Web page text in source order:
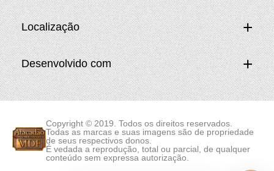
Localização
Desenvolvido com
Copyright © 2019. Todos os direitos reservados.
Todas as marcas e suas imagens são de propriedade
de seus respectivos donos.
É vedada a reprodução, total ou parcial, de qualquer
conteúdo sem expressa autorização.